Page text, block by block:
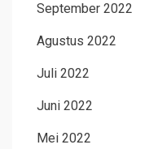
September 2022
Agustus 2022
Juli 2022
Juni 2022
Mei 2022